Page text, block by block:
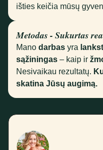
išties keičia mūsų
Metodas - Sukurtas
Mano darbas yra
sąžiningas – kaip ir
Nesivaikau rezultatų.
skatina Jūsų augimą.